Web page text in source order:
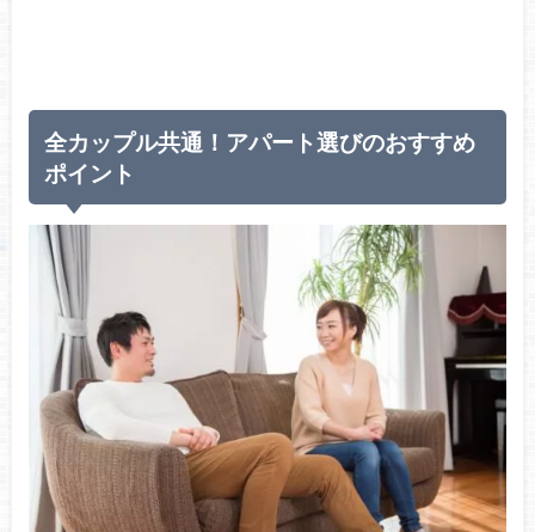
全カップル共通！アパート選びのおすすめ
ポイント